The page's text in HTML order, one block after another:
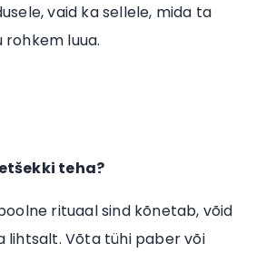
vaid ka sellele, mida ta
luua.
teha?
rituaal sind kõnetab, võid
lihtsalt. Võta tühi paber või